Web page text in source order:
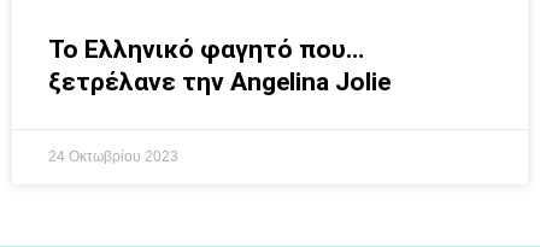
To Ελληνικό φαγητό που…
ξετρέλανε την Angelina Jolie
24 Οκτωβρίου 2023